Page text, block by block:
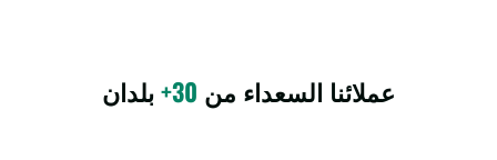
عملائنا السعداء من 30+ بلدان